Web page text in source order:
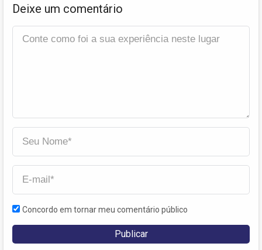
Deixe um comentário
Concordo em tornar meu comentário público